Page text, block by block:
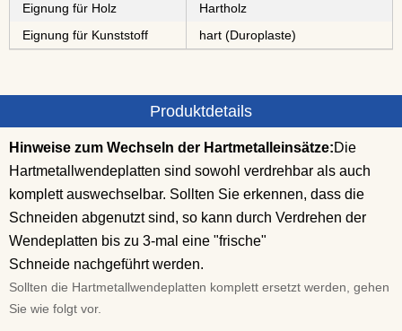
Eignung für Holz
⁠⁠⁠Hartholz
Eignung für Kunststoff
hart (Duroplaste)
Produktdetails
Hinweise zum Wechseln der Hartmetalleinsätze:Die
Hartmetallwendeplatten sind sowohl verdrehbar als auch
komplett auswechselbar. Sollten Sie erkennen, dass die
Schneiden abgenutzt sind, so kann durch Verdrehen der
Wendeplatten bis zu 3-mal eine "frische"
Schneide nachgeführt werden.
Sollten die Hartmetallwendeplatten komplett ersetzt werden, gehen
Sie wie folgt vor.